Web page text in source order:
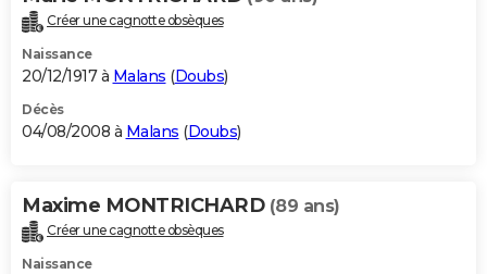
Créer une cagnotte obsèques
Naissance
20/12/1917 à Malans (Doubs)
Décès
04/08/2008 à Malans (Doubs)
Maxime MONTRICHARD (89 ans)
Créer une cagnotte obsèques
Naissance